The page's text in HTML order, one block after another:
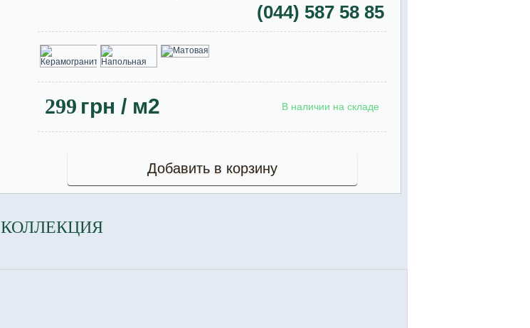
(044) 587 58 85
299 грн / м2 В наличии на складе
Добавить в корзину
КОЛЛЕКЦИЯ